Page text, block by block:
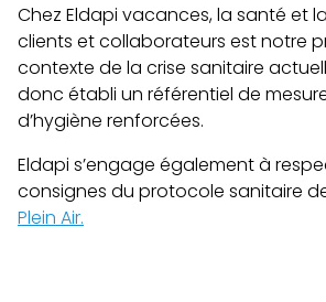
Chez Eldapi vacances, la santé et
clients et collaborateurs est notre
contexte de la crise sanitaire
donc établi un référentiel de
d’hygiène renforcées.
Eldapi s’engage également à
consignes du protocole sanitaire
Plein Air.